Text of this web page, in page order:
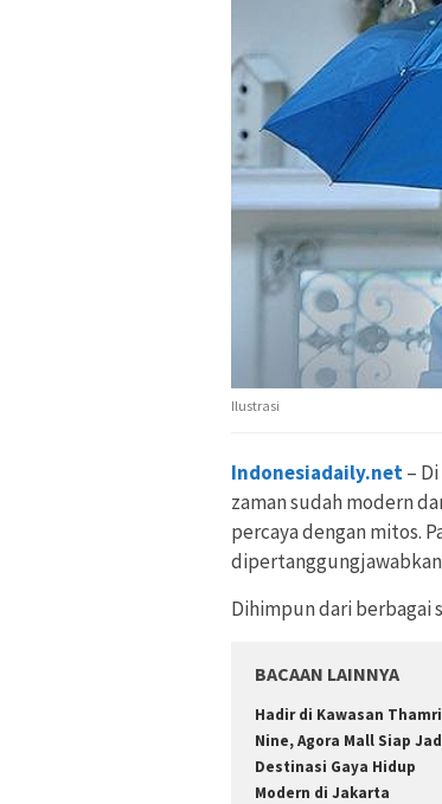
Ilustrasi
Indonesiadaily.net–
zaman sudah modern
percaya dengan mitos.
Dihimpun dari berbagai
BACAAN LAINNYA
Hadir di Kawasan
Nine, Agora Mall Siap
Destinasi Gaya Hidup
Modern di Jakarta